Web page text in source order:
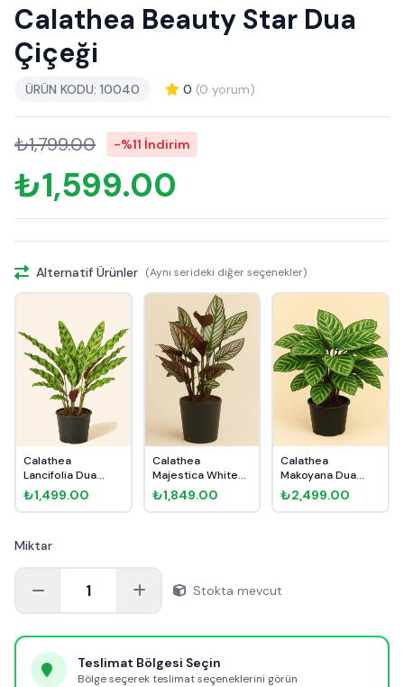
Calathea Beauty Star Dua
Çiçeği
ÜRÜN KODU: 10040 0 (0 yorum)
₺1,799.00 -%11 İndirim
₺1,599.00
Alternatif Ürünler (Aynı serideki diğer seçenekler)
Calathea
Lancifolia Dua
Çiçeği
₺1,499.00
Calathea
Majestica White
Star Dua Çiçeği
₺1,849.00
Calathea
Makoyana Dua
Çiçeği
₺2,499.00
Miktar
1 Stokta mevcut
Teslimat Bölgesi Seçin
Bölge seçerek teslimat seçeneklerini görün